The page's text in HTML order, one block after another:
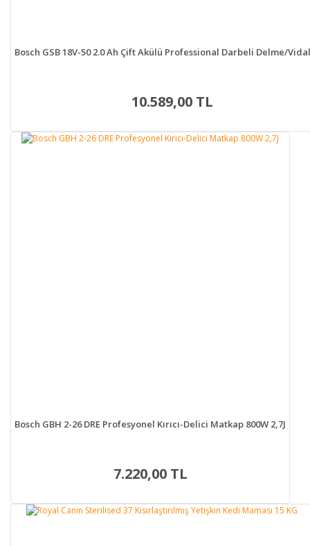
Bosch GSB 18V-50 2.0 Ah Çift Akülü Professional Darbeli Delme/
10.589,00 TL
Bosch GBH 2-26 DRE Profesyonel Kırıcı-Delici Matkap 800W 2,7J
7.220,00 TL